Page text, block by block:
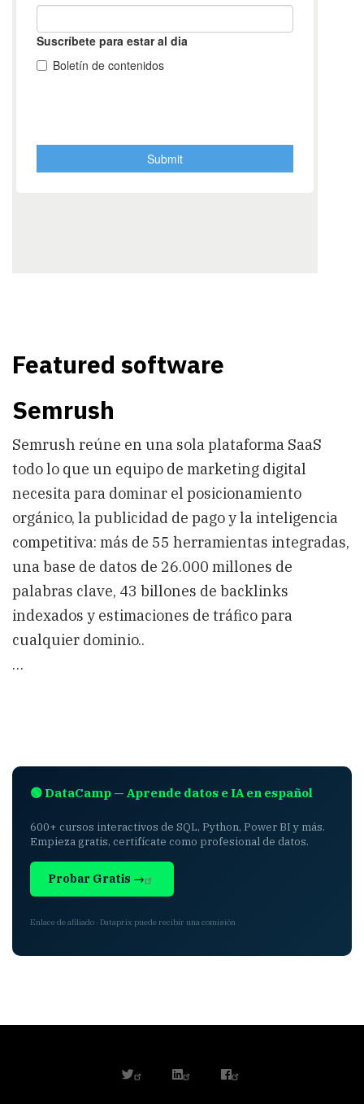
Featured software
Semrush
Semrush reúne en una sola plataforma SaaS
todo lo que un equipo de marketing digital
necesita para dominar el posicionamiento
orgánico, la publicidad de pago y la inteligencia
competitiva: más de 55 herramientas integradas,
una base de datos de 26.000 millones de
palabras clave, 43 billones de backlinks
indexados y estimaciones de tráfico para
cualquier dominio..
…
🟢 DataCamp — Aprende datos e IA en español
600+ cursos interactivos de SQL, Python, Power BI y más.
Empieza gratis, certifícate como profesional de datos.
Probar Gratis →
Enlace de afiliado · Dataprix puede recibir una comisión
twitterlinkedinfacebook